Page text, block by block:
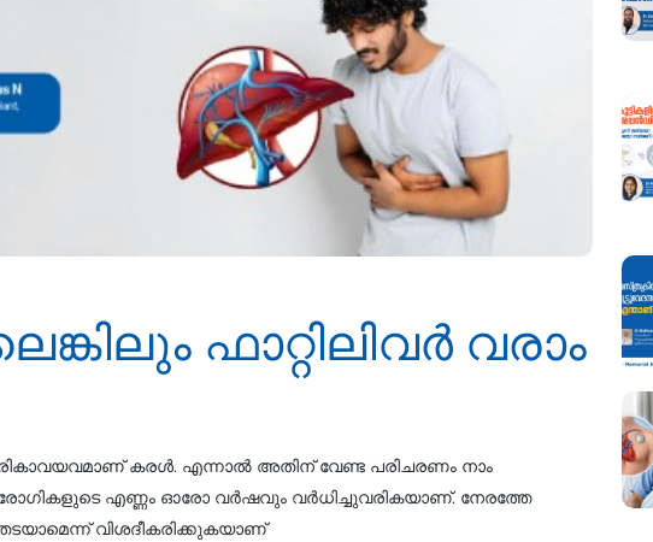
ഫാറ്റിലിവർ വരാം
കരള്‍. എന്നാല്‍ അതിന് വേണ്ട പരിചരണം നാം
എണ്ണം ഓരോ വര്‍ഷവും വര്‍ധിച്ചുവരികയാണ്. നേരത്തേ
വിശദീകരിക്കുകയാണ്